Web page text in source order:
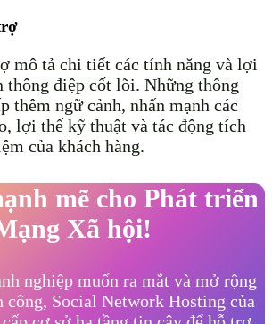
mô tả chi tiết các tính năng và lợi
thông điệp cốt lõi. Những thông
thêm ngữ cảnh, nhấn mạnh các
lợi thế kỹ thuật và tác động tích
của khách hàng.
mẽ cho Phát triển
Xã hội!
nghiệp muốn ra mắt và mở rộng
công, Social Network Hosting của